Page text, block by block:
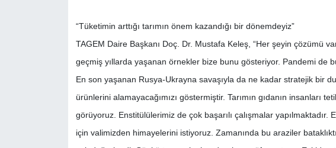
“Tüketimin arttığı tarımın önem kazandığı bir dönemdeyiz”
TAGEM Daire Başkanı Doç. Dr. Mustafa Keleş, “Her şeyin çözümü
geçmiş yıllarda yaşanan örnekler bize bunu gösteriyor. Pandemi de
En son yaşanan Rusya-Ukrayna savaşıyla da ne kadar stratejik bir
ürünlerini alamayacağımızı göstermiştir. Tarımın gıdanın insanları
görüyoruz. Enstitülülerimiz de çok başarılı çalışmalar
için valimizden himayelerini istiyoruz. Zamanında bu araziler